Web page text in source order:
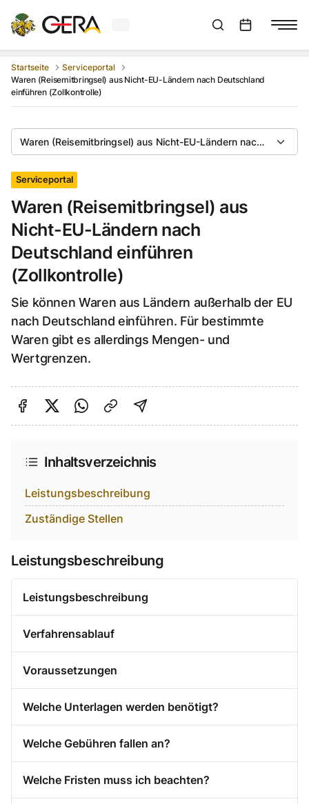
Aktuelles Wetter in GeraSuchleiste anzeigen
Startseite
Serviceportal
Waren (Reisemitbringsel) aus Nicht-EU-Ländern nach Deutschland
einführen (Zollkontrolle)
Waren (Reisemitbringsel) aus Nicht-EU-Ländern nach
Serviceportal
Waren (Reisemitbringsel) aus
Nicht-EU-Ländern nach
Deutschland einführen
(Zollkontrolle)
Sie können Waren aus Ländern außerhalb der EU
nach Deutschland einführen. Für bestimmte
Waren gibt es allerdings Mengen- und
Wertgrenzen.
Auf Facebook teilen
Auf Twitter teilen
Per Link teilen
shareViaEmail
Inhaltsverzeichnis
Leistungsbeschreibung
Zuständige Stellen
Leistungsbeschreibung
Leistungsbeschreibung
Verfahrensablauf
Voraussetzungen
Welche Unterlagen werden benötigt?
Welche Gebühren fallen an?
Welche Fristen muss ich beachten?